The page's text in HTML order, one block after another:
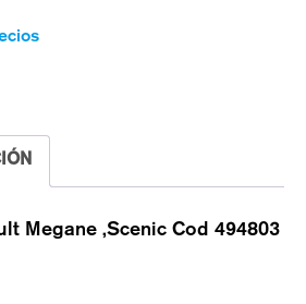
Megane ,Scenic Cod 494803